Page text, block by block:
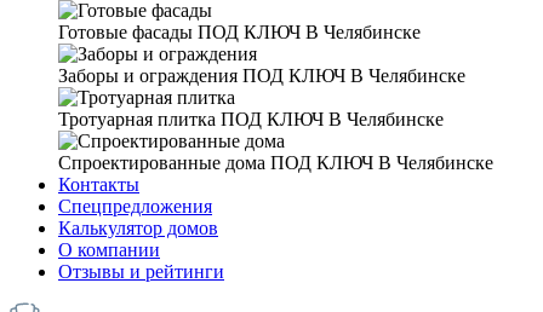
Готовые фасады ПОД КЛЮЧ В Челябинске
Заборы и ограждения ПОД КЛЮЧ В Челябинске
Тротуарная плитка ПОД КЛЮЧ В Челябинске
Спроектированные дома ПОД КЛЮЧ В Челябинске
Контакты
Спецпредложения
Калькулятор домов
О компании
Отзывы и рейтинги